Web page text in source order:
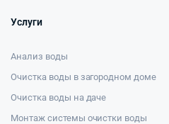
Услуги
Анализ воды
Очистка воды в загородном доме
Очистка воды на даче
Монтаж системы очистки воды